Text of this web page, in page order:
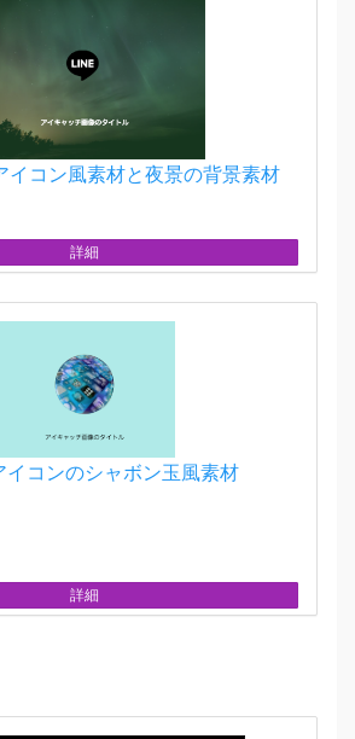
イコン風素材と夜景の背景素材
詳細
イコンのシャボン玉風素材
詳細